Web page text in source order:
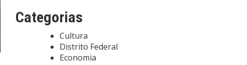
Categorias
Cultura
Distrito Federal
Economia